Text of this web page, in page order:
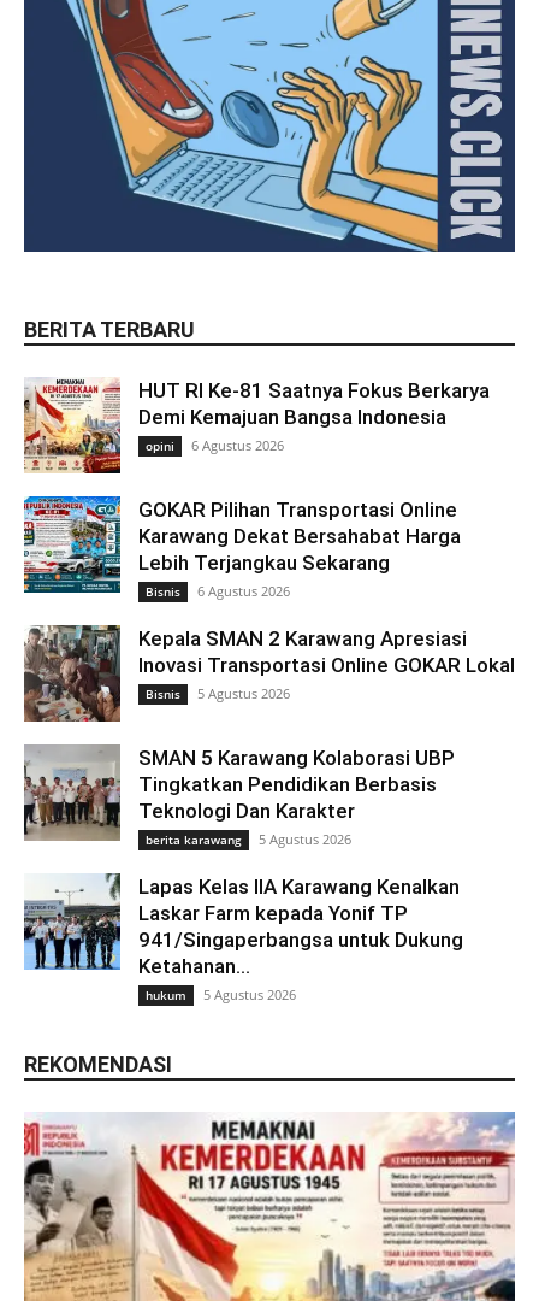
BERITA TERBARU
HUT RI Ke-81 Saatnya Fokus Berkarya
Demi Kemajuan Bangsa Indonesia
opini 6 Agustus 2026
GOKAR Pilihan Transportasi Online
Karawang Dekat Bersahabat Harga
Lebih Terjangkau Sekarang
Bisnis 6 Agustus 2026
Kepala SMAN 2 Karawang Apresiasi
Inovasi Transportasi Online GOKAR Lokal
Bisnis 5 Agustus 2026
SMAN 5 Karawang Kolaborasi UBP
Tingkatkan Pendidikan Berbasis
Teknologi Dan Karakter
berita karawang 5 Agustus 2026
Lapas Kelas IIA Karawang Kenalkan
Laskar Farm kepada Yonif TP
941/Singaperbangsa untuk Dukung
Ketahanan...
hukum 5 Agustus 2026
REKOMENDASI